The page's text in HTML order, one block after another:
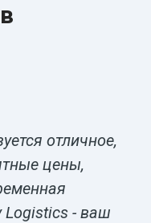
отличное,
цены,
Logistics - ваш